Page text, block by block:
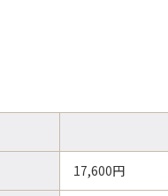
17,600円